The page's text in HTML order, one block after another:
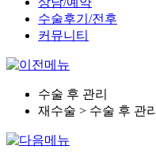
수술후기/전후
커뮤니티
수술 후 관리
재수술 > 수술 후 관리